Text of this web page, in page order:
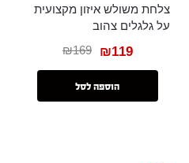
צלחת משולש איזון מקצועית
על גלגלים צהוב
₪169 ₪119
הוספה לסל